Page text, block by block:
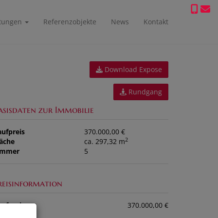
Referenzobjekte News Kontakt
Download Expose
Rundgang
zur Immobilie
370.000,00 €
ca. 297,32 m2
5
370.000,00 €